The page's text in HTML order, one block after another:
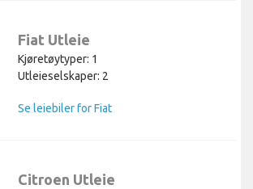
Fiat Utleie
Kjøretøytyper: 1
Utleieselskaper: 2
Se leiebiler for Fiat
Citroen Utleie